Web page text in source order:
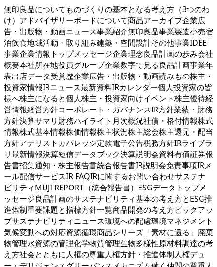
無印良品についてものづくりの基本となる考え方（3つのわ
け）アドバイザリーボードについて商品アーカイブ企業広
告・出版物・動画ニュース事業紹介無印良品事業製造小売宿
泊飲食地域活動・取り組み建築・空間設計その他事業IDÉE
事業企業情報トップメッセージ企業理念良品計画の歩み会社
概要本社所在地役員グループ企業数字で見る良品計画事業年
表出店データ受賞歴企業広告・出版物・動画読みもの株主・
投資家情報IRニュース最新資料IRカレンダー個人投資家の皆
様へ株主になると個人株主・投資家向けイベント株主優待経
営情報経営方針コーポレート・ガバナンスIR方針業績・財務
方針決算サマリ財務ハイライト月次概況社債・格付情報株式
情報株式基本情報株価情報株主状況株主総会株主還元・配当
方針アナリストカバレッジ定款電子公告税務方針IRライブラ
リ最新情報決算短信データブック決算説明会資料有価証券報
告書招集通知・株主報告書統合報告書IR説明会免責事項IRメ
ール配信サービスIR FAQIRに関するお問い合わせサステナ
ビリティMUJI REPORT（統合報告書）ESGデータトップメ
ッセージ良品計画のサステナビリティ基本の考え方とESG推
進体制重要課題と指標方針一覧商品開発の考え方ピックアッ
プサステナビリティニュース環境への配慮環境マネジメント
気候変動への対応資源循環商品シリーズ「素材に還る」廃棄
物管理水資源の管理化学物質管理生物多様性原材料調達の考
え方社会とともに人権の尊重人権方針・推進体制人権デュ